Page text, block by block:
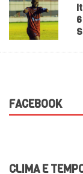
FACEBOOK
CLIMA E